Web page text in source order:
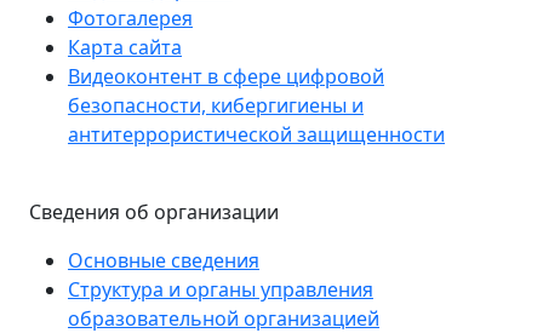
Фотогалерея
Карта сайта
Видеоконтент в сфере цифровой
безопасности, кибергигиены и
антитеррористической защищенности
Сведения об организации
Основные сведения
Структура и органы управления
образовательной организацией